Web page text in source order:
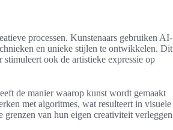
processen. Kunstenaars gebruiken AI-
en unieke stijlen te ontwikkelen. Dit
ook de artistieke expressie op
de manier waarop kunst wordt gemaakt
met algoritmes, wat resulteert in visuele
van hun eigen creativiteit verleggen